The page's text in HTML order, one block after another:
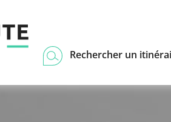
Rechercher un